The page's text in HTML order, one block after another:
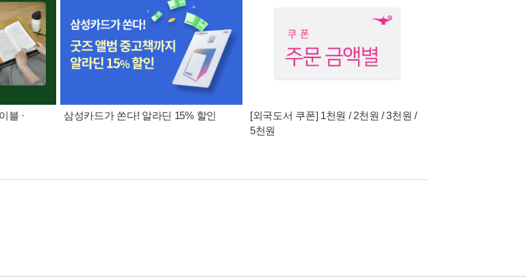
블 ·
삼성카드가 쏜다! 알라딘 15% 할인
[외국도서 쿠폰] 1천원 / 2천원 / 3천원 /
5천원